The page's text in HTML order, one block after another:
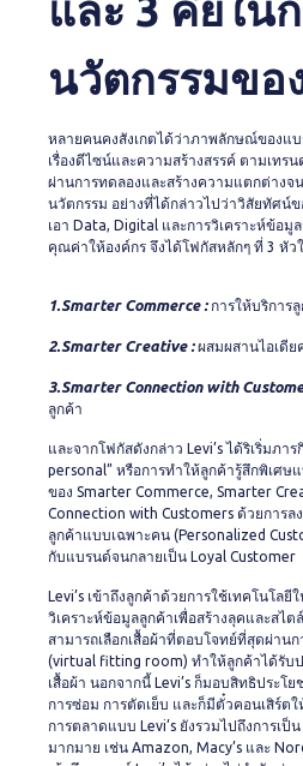
นวัตกรรมขอ
หลายคนคงสังเกตได้ว่าภาพลักษณ์ของแบ
เรื่องดีไซน์และความสร้างสรรค์ ตามเทร
ผ่านการทดลองและสร้างความแตกต่างจ
นวัตกรรม อย่างที่ได้กล่าวไปว่าวิสัยทัศน์ข
เอา Data, Digital และการวิเคราะห์ข้อมู
คุณค่าให้องค์กร จึงได้โฟกัสหลักๆ ที่ 3 หั
1.Smarter Commerce :การให้บริการ
2.Smarter Creative : ผสมผสานไอเดีย
3.Smarter Connection with
ลูกค้า
และจากโฟกัสดังกล่าว Levi’s ได้ริเริ่มภา
personal” หรือการทำให้ลูกค้ารู้สึกพิเศษ
ของ Smarter Commerce, Smarter
Connection with Customers ด้วยการล
ลูกค้าแบบเฉพาะคน (Personalized
กับแบรนด์จนกลายเป็น Loyal Customer
Levi’s เข้าถึงลูกค้าด้วยการใช้เทคโนโลยี
วิเคราะห์ข้อมูลลูกค้าเพื่อสร้างลุคและสไ
สามารถเลือกเสื้อผ้าที่ตอบโจทย์ที่สุดผ่านก
(virtual fitting room) ทำให้ลูกค้าได้รับ
เสื้อผ้า นอกจากนี้ Levi’s ก็มอบสิทธิประโ
การซ่อม การตัดเย็บ และก็มีตั๋วคอนเสิร์ต
การตลาดแบบ Levi’s ยังรวมไปถึงการเ
มากมาย เช่น Amazon, Macy’s และ